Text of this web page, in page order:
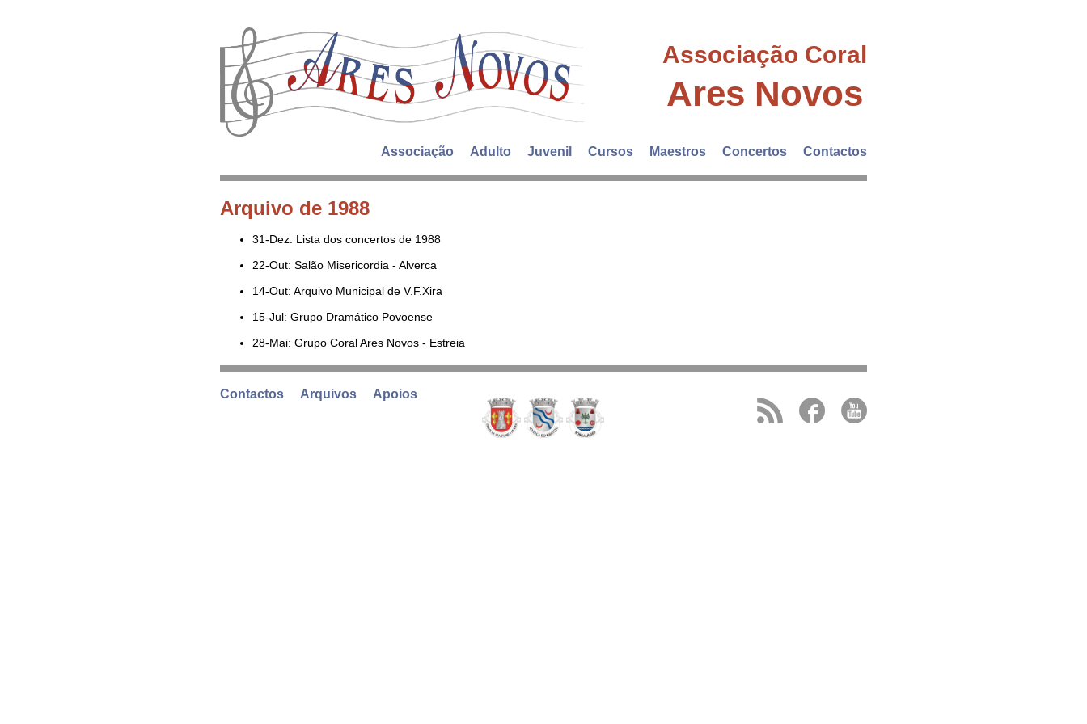
Associação Coral
Ares Novos
Associação Adulto Juvenil Cursos Maestros Concertos Contactos
Arquivo de 1988
31-Dez: Lista dos concertos de 1988
22-Out: Salão Misericordia - Alverca
14-Out: Arquivo Municipal de V.F.Xira
15-Jul: Grupo Dramático Povoense
28-Mai: Grupo Coral Ares Novos - Estreia
Contactos Arquivos Apoios